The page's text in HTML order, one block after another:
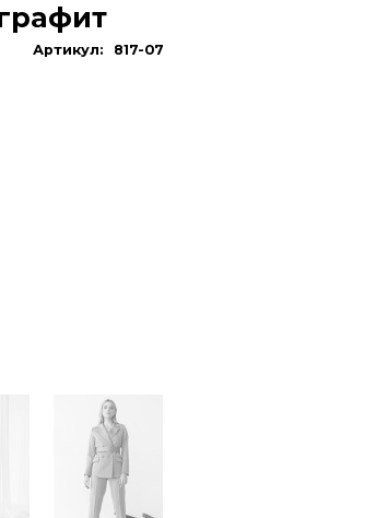
Артикул: 817-07